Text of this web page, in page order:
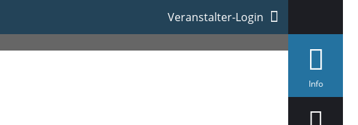
Veranstalter-Login
Infoa